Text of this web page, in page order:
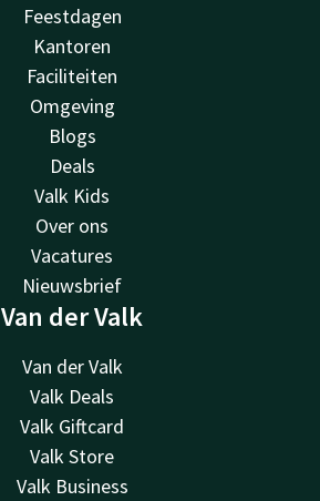
Feestdagen
Kantoren
Faciliteiten
Omgeving
Blogs
Deals
Valk Kids
Over ons
Vacatures
Nieuwsbrief
Van der Valk
Van der Valk
Valk Deals
Valk Giftcard
Valk Store
Valk Business